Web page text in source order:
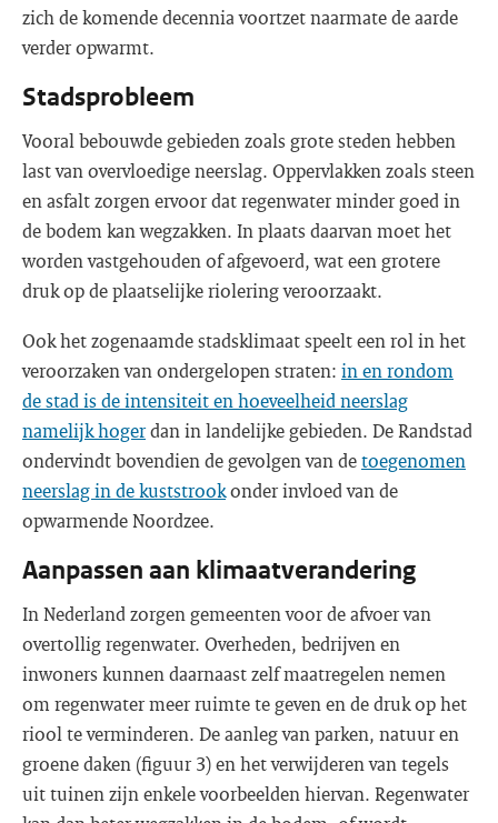
zich de komende decennia voortzet naarmate de aarde
verder opwarmt.
Stadsprobleem
Vooral bebouwde gebieden zoals grote steden hebben
last van overvloedige neerslag. Oppervlakken zoals steen
en asfalt zorgen ervoor dat regenwater minder goed in
de bodem kan wegzakken. In plaats daarvan moet het
worden vastgehouden of afgevoerd, wat een grotere
druk op de plaatselijke riolering veroorzaakt.
Ook het zogenaamde stadsklimaat speelt een rol in het
veroorzaken van ondergelopen straten: in en rondom
de stad is de intensiteit en hoeveelheid neerslag
namelijk hogerdan in landelijke gebieden. De Randstad
ondervindt bovendien de gevolgen van detoegenomen
neerslag in de kuststrookonder invloed van de
opwarmende Noordzee.
Aanpassen aan klimaatverandering
In Nederland zorgen gemeenten voor de afvoer van
overtollig regenwater. Overheden, bedrijven en
inwoners kunnen daarnaast zelf maatregelen nemen
om regenwater meer ruimte te geven en de druk op het
riool te verminderen. De aanleg van parken, natuur en
groene daken (figuur 3) en het verwijderen van tegels
uit tuinen zijn enkele voorbeelden hiervan. Regenwater